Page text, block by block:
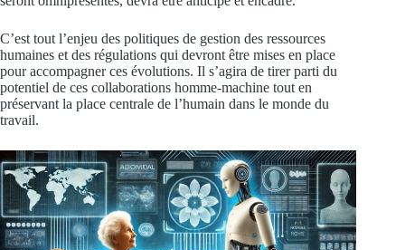
C’est tout l’enjeu des politiques de gestion des ressources
humaines et des régulations qui devront être mises en place
pour accompagner ces évolutions. Il s’agira de tirer parti du
potentiel de ces collaborations homme-machine tout en
préservant la place centrale de l’humain dans le monde du
travail.